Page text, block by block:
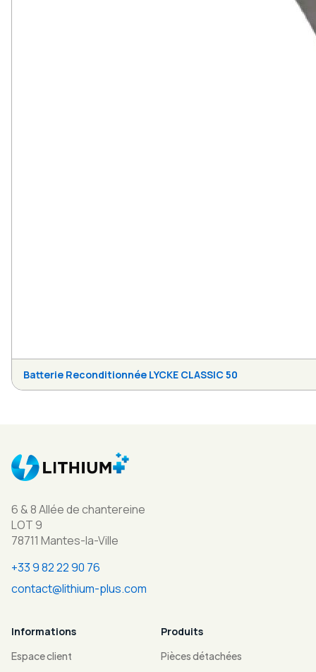
Batterie Reconditionnée LYCKE CLASSIC 50
6 & 8 Allée de chantereine
LOT 9
78711 Mantes-la-Ville
+33 9 82 22 90 76
contact@lithium-plus.com
Informations
Espace client
Produits
Pièces détachées